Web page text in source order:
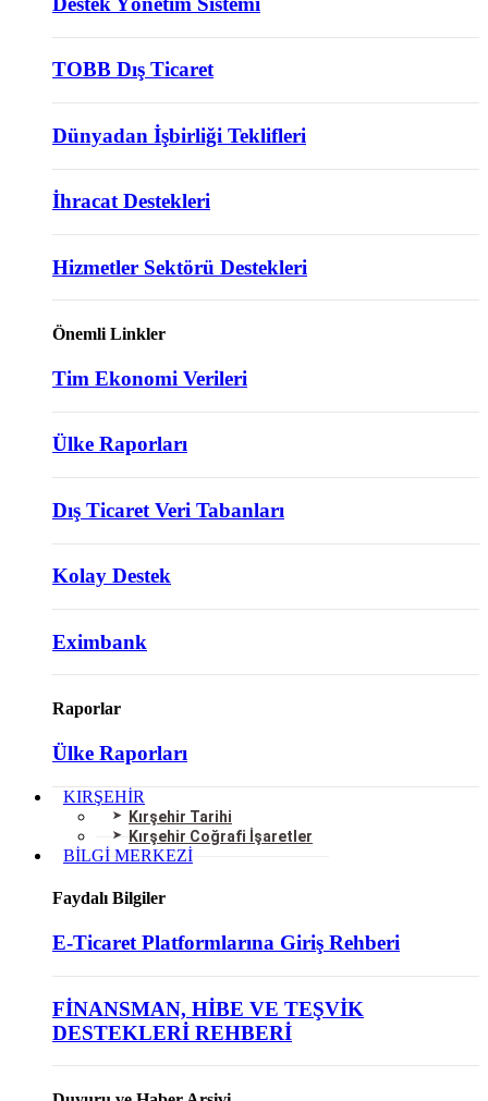
TOBB Dış Ticaret
Dünyadan İşbirliği Teklifleri
İhracat Destekleri
Hizmetler Sektörü Destekleri
Önemli Linkler
Tim Ekonomi Verileri
Ülke Raporları
Dış Ticaret Veri Tabanları
Kolay Destek
Eximbank
Raporlar
Ülke Raporları
KIRŞEHİR
Kırşehir Tarihi
Kırşehir Coğrafi İşaretler
BİLGİ MERKEZİ
Faydalı Bilgiler
E-Ticaret Platformlarına Giriş Rehberi
FİNANSMAN, HİBE VE TEŞVİK
DESTEKLERİ REHBERİ